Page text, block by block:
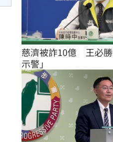
慈濟被詐10億　王必
示警」